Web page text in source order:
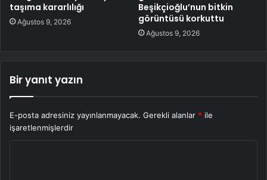
taşıma kararlılığı
Ağustos 9, 2026
Beşikçioğlu’nun bitkin
görüntüsü korkuttu
Ağustos 9, 2026
Bir yanıt yazın
E-posta adresiniz yayınlanmayacak. Gerekli alanlar * ile
işaretlenmişlerdir